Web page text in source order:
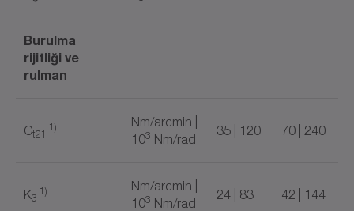
Burulma
rijitliği ve
rulman
Ct21
1)
Nm/arcmin |
103 Nm/rad
35 | 120 70 | 240
K3
1)
Nm/arcmin |
103 Nm/rad
24 | 83 42 | 144